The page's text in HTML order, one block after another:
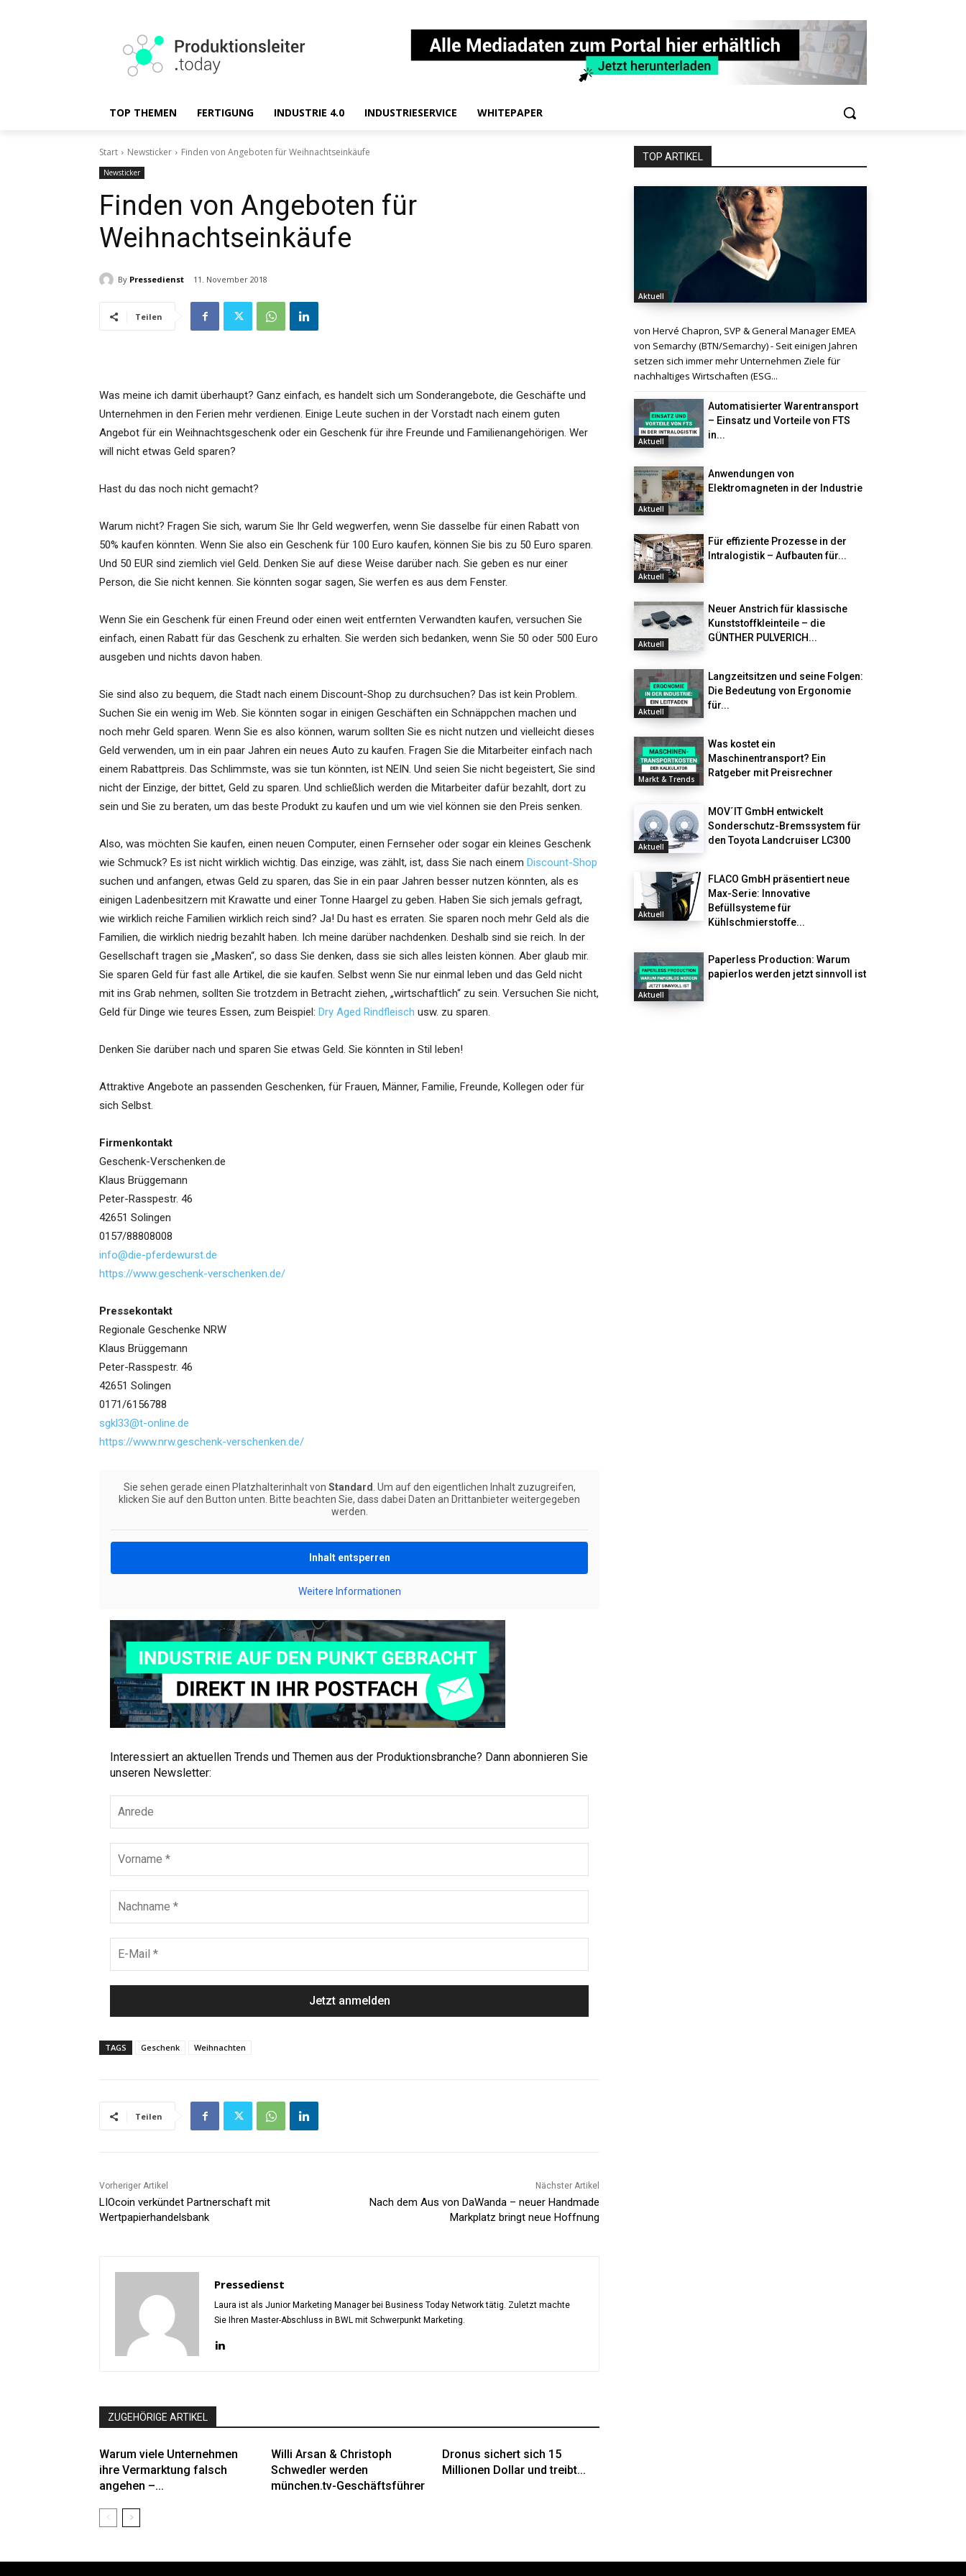
TOP THEMEN FERTIGUNG INDUSTRIE 4.0 INDUSTRIESERVICE WHITEPAPER
Start Newsticker Finden von Angeboten für Weihnachtseinkäufe
Newsticker
Finden von Angeboten für
Weihnachtseinkäufe
By Pressedienst 11. November 2018
Teilen
Was meine ich damit überhaupt? Ganz einfach, es handelt sich um Sonderangebote, die Geschäfte und
Unternehmen in den Ferien mehr verdienen. Einige Leute suchen in der Vorstadt nach einem guten
Angebot für ein Weihnachtsgeschenk oder ein Geschenk für ihre Freunde und Familienangehörigen. Wer
will nicht etwas Geld sparen?
Hast du das noch nicht gemacht?
Warum nicht? Fragen Sie sich, warum Sie Ihr Geld wegwerfen, wenn Sie dasselbe für einen Rabatt von
50% kaufen könnten. Wenn Sie also ein Geschenk für 100 Euro kaufen, können Sie bis zu 50 Euro sparen.
Und 50 EUR sind ziemlich viel Geld. Denken Sie auf diese Weise darüber nach. Sie geben es nur einer
Person, die Sie nicht kennen. Sie könnten sogar sagen, Sie werfen es aus dem Fenster.
Wenn Sie ein Geschenk für einen Freund oder einen weit entfernten Verwandten kaufen, versuchen Sie
einfach, einen Rabatt für das Geschenk zu erhalten. Sie werden sich bedanken, wenn Sie 50 oder 500 Euro
ausgeben und nichts davon haben.
Sie sind also zu bequem, die Stadt nach einem Discount-Shop zu durchsuchen? Das ist kein Problem.
Suchen Sie ein wenig im Web. Sie könnten sogar in einigen Geschäften ein Schnäppchen machen und
noch mehr Geld sparen. Wenn Sie es also können, warum sollten Sie es nicht nutzen und vielleicht dieses
Geld verwenden, um in ein paar Jahren ein neues Auto zu kaufen. Fragen Sie die Mitarbeiter einfach nach
einem Rabattpreis. Das Schlimmste, was sie tun könnten, ist NEIN. Und seien Sie nicht begeistert, Sie sind
nicht der Einzige, der bittet, Geld zu sparen. Und schließlich werden die Mitarbeiter dafür bezahlt, dort zu
sein und Sie zu beraten, um das beste Produkt zu kaufen und um wie viel können sie den Preis senken.
Also, was möchten Sie kaufen, einen neuen Computer, einen Fernseher oder sogar ein kleines Geschenk
wie Schmuck? Es ist nicht wirklich wichtig. Das einzige, was zählt, ist, dass Sie nach einem Discount-Shop
suchen und anfangen, etwas Geld zu sparen, das Sie in ein paar Jahren besser nutzen könnten, als es
einigen Ladenbesitzern mit Krawatte und einer Tonne Haargel zu geben. Haben Sie sich jemals gefragt,
wie wirklich reiche Familien wirklich reich sind? Ja! Du hast es erraten. Sie sparen noch mehr Geld als die
Familien, die wirklich niedrig bezahlt haben. Ich meine darüber nachdenken. Deshalb sind sie reich. In der
Gesellschaft tragen sie „Masken“, so dass Sie denken, dass sie sich alles leisten können. Aber glaub mir.
Sie sparen Geld für fast alle Artikel, die sie kaufen. Selbst wenn Sie nur einmal leben und das Geld nicht
mit ins Grab nehmen, sollten Sie trotzdem in Betracht ziehen, „wirtschaftlich“ zu sein. Versuchen Sie nicht,
Geld für Dinge wie teures Essen, zum Beispiel: Dry Aged Rindfleisch usw. zu sparen.
Denken Sie darüber nach und sparen Sie etwas Geld. Sie könnten in Stil leben!
Attraktive Angebote an passenden Geschenken, für Frauen, Männer, Familie, Freunde, Kollegen oder für
sich Selbst.
Firmenkontakt
Geschenk-Verschenken.de
Klaus Brüggemann
Peter-Rasspestr. 46
42651 Solingen
0157/88808008
info@die-pferdewurst.de
https://www.geschenk-verschenken.de/
Pressekontakt
Regionale Geschenke NRW
Klaus Brüggemann
Peter-Rasspestr. 46
42651 Solingen
0171/6156788
sgkl33@t-online.de
https://www.nrw.geschenk-verschenken.de/
Sie sehen gerade einen Platzhalterinhalt von Standard . Um auf den eigentlichen Inhalt zuzugreifen,
klicken Sie auf den Button unten. Bitte beachten Sie, dass dabei Daten an Drittanbieter weitergegeben
werden.
Inhalt entsperren
Weitere Informationen
Interessiert an aktuellen Trends und Themen aus der Produktionsbranche? Dann abonnieren Sie
unseren Newsletter:
TAGS Geschenk Weihnachten
Teilen
Vorheriger Artikel
LIOcoin verkündet Partnerschaft mit
Wertpapierhandelsbank
Nächster Artikel
Nach dem Aus von DaWanda – neuer Handmade
Markplatz bringt neue Hoffnung
Pressedienst
Laura ist als Junior Marketing Manager bei Business Today Network tätig. Zuletzt machte
Sie Ihren Master-Abschluss in BWL mit Schwerpunkt Marketing.
ZUGEHÖRIGE ARTIKEL
Warum viele Unternehmen
ihre Vermarktung falsch
angehen –...
Willi Arsan & Christoph
Schwedler werden
münchen.tv-Geschäftsführer
Dronus sichert sich 15
Millionen Dollar und treibt...
TOP ARTIKEL
Aktuell
von Hervé Chapron, SVP & General Manager EMEA
von Semarchy (BTN/Semarchy) - Seit einigen Jahren
setzen sich immer mehr Unternehmen Ziele für
nachhaltiges Wirtschaften (ESG...
Aktuell
Automatisierter Warentransport
– Einsatz und Vorteile von FTS
in...
Aktuell
Anwendungen von
Elektromagneten in der Industrie
Aktuell
Für effiziente Prozesse in der
Intralogistik – Aufbauten für...
Aktuell
Neuer Anstrich für klassische
Kunststoffkleinteile – die
GÜNTHER PULVERICH...
Aktuell
Langzeitsitzen und seine Folgen:
Die Bedeutung von Ergonomie
für...
Markt & Trends
Was kostet ein
Maschinentransport? Ein
Ratgeber mit Preisrechner
Aktuell
MOV´IT GmbH entwickelt
Sonderschutz-Bremssystem für
den Toyota Landcruiser LC300
Aktuell
FLACO GmbH präsentiert neue
Max-Serie: Innovative
Befüllsysteme für
Kühlschmierstoffe...
Aktuell
Paperless Production: Warum
papierlos werden jetzt sinnvoll ist